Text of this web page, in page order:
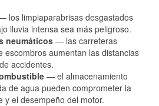
los limpiaparabrisas desgastados
lluvia intensa sea más peligroso.
neumáticos — las carreteras
escombros aumentan las distancias
accidentes.
— el almacenamiento
de agua pueden comprometer la
y el desempeño del motor.